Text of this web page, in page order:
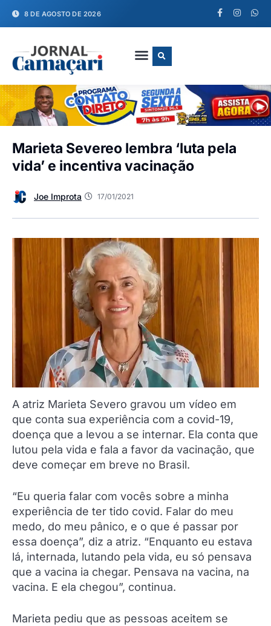
8 DE AGOSTO DE 2026
Marieta Severeo lembra ‘luta pela
vida’ e incentiva vacinação
Joe Improta 17/01/2021
A atriz Marieta Severo gravou um vídeo em
que conta sua experiência com a covid-19,
doença que a levou a se internar. Ela conta que
lutou pela vida e fala a favor da vacinação, que
deve começar em breve no Brasil.
“Eu queria falar com vocês sobre a minha
experiência de ter tido covid. Falar do meu
medo, do meu pânico, e o que é passar por
essa doença”, diz a atriz. “Enquanto eu estava
lá, internada, lutando pela vida, eu só pensava
que a vacina ia chegar. Pensava na vacina, na
vacina. E ela chegou”, continua.
Marieta pediu que as pessoas aceitem se